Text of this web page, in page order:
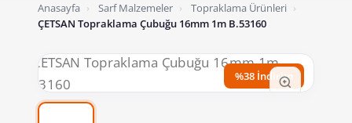
Anasayfa › Sarf Malzemeler › Topraklama Ürünleri ›
ÇETSAN Topraklama Çubuğu 16mm 1m B.53160
%38 İndirim